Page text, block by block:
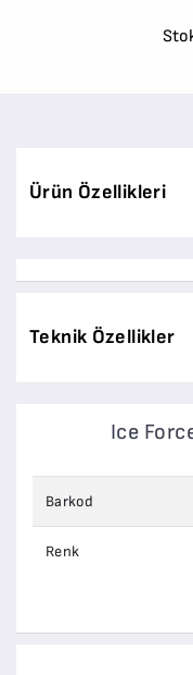
Ürün Özellikleri
Teknik Özellikler
Ice
Barkod
Renk